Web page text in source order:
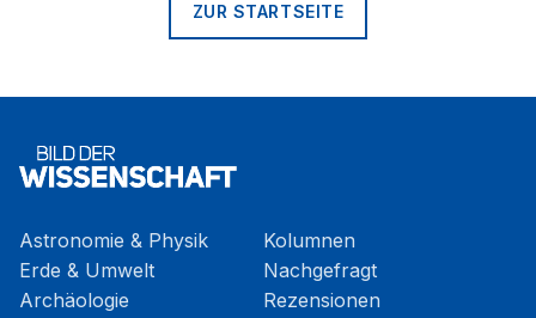
ZUR STARTSEITE
Astronomie & Physik
Erde & Umwelt
Archäologie
Kolumnen
Nachgefragt
Rezensionen